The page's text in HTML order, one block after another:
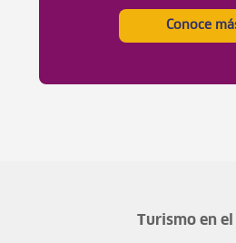
Conoce
Turismo en el